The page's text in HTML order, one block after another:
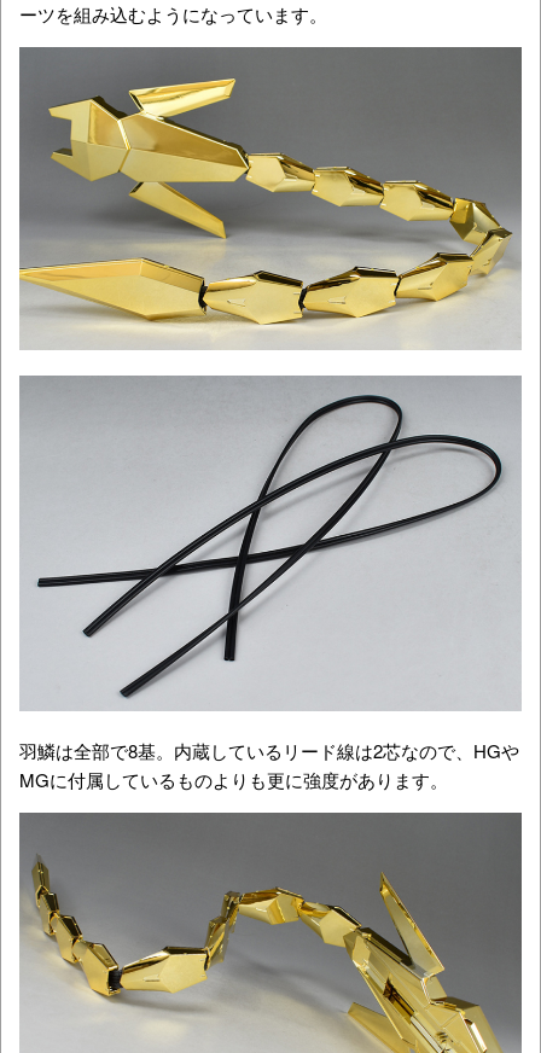
ーツを組み込むようになっています。
羽鱗は全部で8基。内蔵しているリード線は2芯なので、HGや
MGに付属しているものよりも更に強度があります。